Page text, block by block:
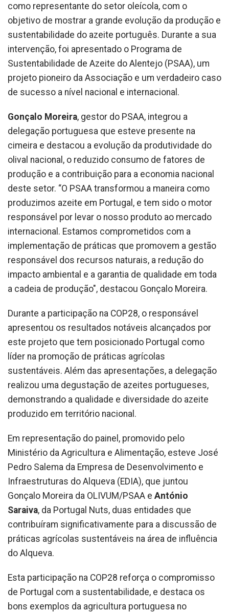
como representante do setor oleícola, com o
objetivo de mostrar a grande evolução da produção e
sustentabilidade do azeite português. Durante a sua
intervenção, foi apresentado o Programa de
Sustentabilidade de Azeite do Alentejo (PSAA), um
projeto pioneiro da Associação e um verdadeiro caso
de sucesso a nível nacional e internacional.
Gonçalo Moreira, gestor do PSAA, integrou a
delegação portuguesa que esteve presente na
cimeira e destacou a evolução da produtividade do
olival nacional, o reduzido consumo de fatores de
produção e a contribuição para a economia nacional
deste setor. “O PSAA transformou a maneira como
produzimos azeite em Portugal, e tem sido o motor
responsável por levar o nosso produto ao mercado
internacional. Estamos comprometidos com a
implementação de práticas que promovem a gestão
responsável dos recursos naturais, a redução do
impacto ambiental e a garantia de qualidade em toda
a cadeia de produção", destacou Gonçalo Moreira.
Durante a participação na COP28, o responsável
apresentou os resultados notáveis alcançados por
este projeto que tem posicionado Portugal como
líder na promoção de práticas agrícolas
sustentáveis. Além das apresentações, a delegação
realizou uma degustação de azeites portugueses,
demonstrando a qualidade e diversidade do azeite
produzido em território nacional.
Em representação do painel, promovido pelo
Ministério da Agricultura e Alimentação, esteve José
Pedro Salema da Empresa de Desenvolvimento e
Infraestruturas do Alqueva (EDIA), que juntou
Gonçalo Moreira da OLIVUM/PSAA e António
Saraiva, da Portugal Nuts, duas entidades que
contribuíram significativamente para a discussão de
práticas agrícolas sustentáveis na área de influência
do Alqueva.
Esta participação na COP28 reforça o compromisso
de Portugal com a sustentabilidade, e destaca os
bons exemplos da agricultura portuguesa no